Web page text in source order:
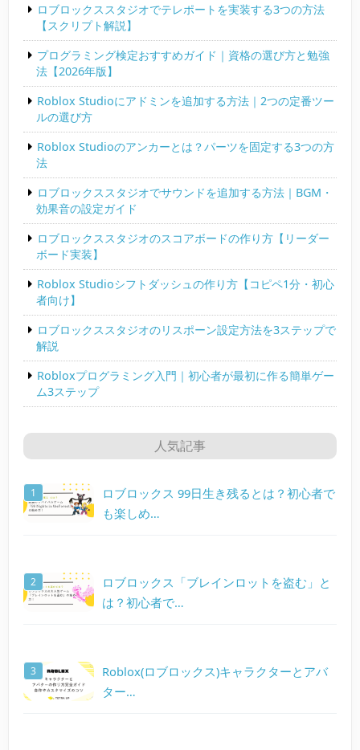
ロブロックススタジオでテレポートを実装する3つの方法
【スクリプト解説】
プログラミング検定おすすめガイド｜資格の選び方と勉強
法【2026年版】
Roblox Studioにアドミンを追加する方法｜2つの定番ツー
ルの選び方
Roblox Studioのアンカーとは？パーツを固定する3つの方
法
ロブロックススタジオでサウンドを追加する方法｜BGM・
効果音の設定ガイド
ロブロックススタジオのスコアボードの作り方【リーダー
ボード実装】
Roblox Studioシフトダッシュの作り方【コピペ1分・初心
者向け】
ロブロックススタジオのリスポーン設定方法を3ステップで
解説
Robloxプログラミング入門｜初心者が最初に作る簡単ゲー
ム3ステップ
人気記事
ロブロックス 99日生き残るとは？初心者で
も楽しめ…
ロブロックス「ブレインロットを盗む」と
は？初心者で…
Roblox(ロブロックス)キャラクターとアバ
ター…